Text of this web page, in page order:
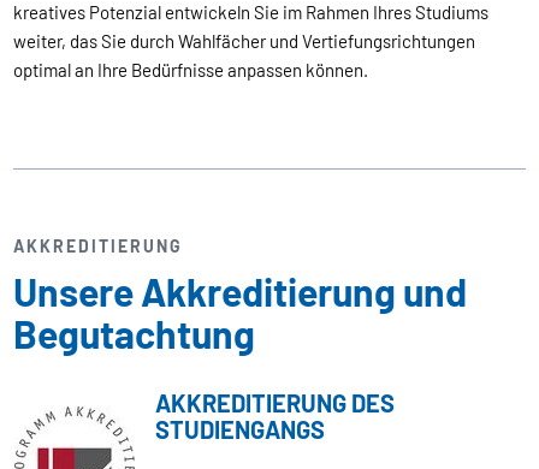
kreatives Potenzial entwickeln Sie im Rahmen Ihres Studiums
weiter, das Sie durch Wahlfächer und Vertiefungsrichtungen
optimal an Ihre Bedürfnisse anpassen können.
AKKREDITIERUNG
Unsere Akkreditierung und
Begutachtung
AKKREDITIERUNG DES
STUDIENGANGS